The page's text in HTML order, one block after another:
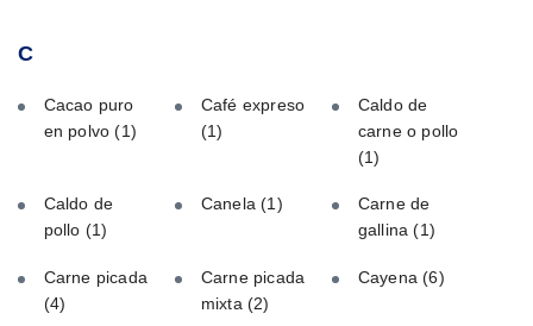
C
Cacao puro
en polvo(1)
Café expreso
(1)
Caldo de
carne o pollo
(1)
Caldo de
pollo (1)
Canela(1)
Carne de
gallina(1)
Carne picada
(4)
Carne picada
mixta (2)
Cayena(6)